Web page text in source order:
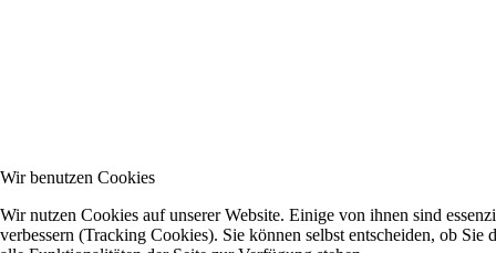
Wir benutzen Cookies
Wir nutzen Cookies auf unserer Website. Einige von ihnen sind
verbessern (Tracking Cookies). Sie können selbst entscheiden, ob